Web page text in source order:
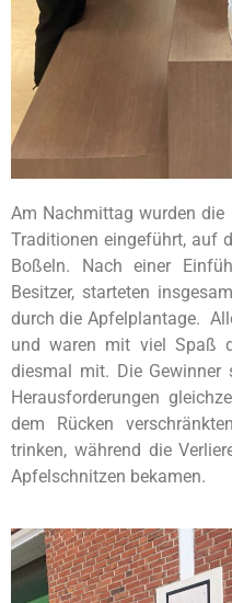
Am Nachmittag wurden die
Traditionen eingeführt, auf
Boßeln. Nach einer
Besitzer, starteten
durch die Apfelplantage.
und waren mit viel Spaß
diesmal mit. Die
Herausforderungen
dem Rücken
trinken, während die
Apfelschnitzen bekamen.